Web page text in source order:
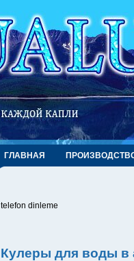
ГЛАВНАЯ
telefon dinleme
Кулеры для воды в